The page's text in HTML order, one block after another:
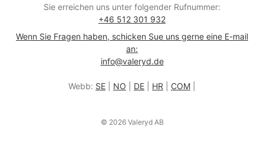
Sie erreichen uns unter folgender Rufnummer:
+46 512 301 932
Wenn Sie Fragen haben, schicken Sue uns gerne eine E-mail
an:
info@valeryd.de
Webb: SE NO DE HR COM
© 2026 Valeryd AB